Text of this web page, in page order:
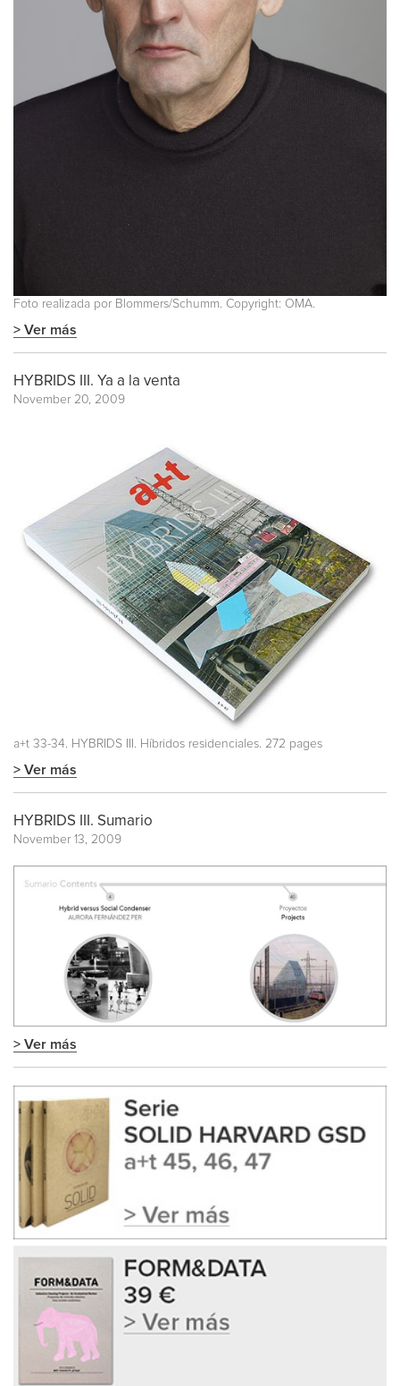
Foto realizada por Blommers/Schumm. Copyright: OMA.
> Ver más
HYBRIDS III. Ya a la venta
November 20, 2009
a+t 33-34. HYBRIDS III. Híbridos residenciales. 272 pages
> Ver más
HYBRIDS III. Sumario
November 13, 2009
> Ver más